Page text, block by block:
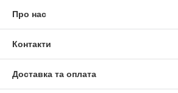
Про нас
Контакти
Доставка та оплата